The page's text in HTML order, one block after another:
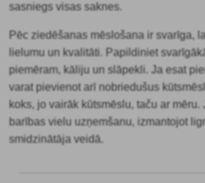
sasniegs visas saknes.
Pēc ziedēšanas mēslošana ir svarīga,
lielumu un kvalitāti. Papildiniet
piemēram, kāliju un slāpekli. Ja esat
varat pievienot arī nobriedušus
koks, jo vairāk kūtsmēslu, taču ar mēru.
barības vielu uzņemšanu, izmantojot
smidzinātāja veidā.